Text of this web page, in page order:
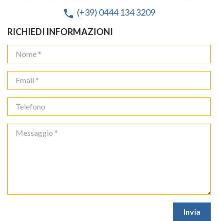
phone (+39) 0444 134 3209
RICHIEDI INFORMAZIONI